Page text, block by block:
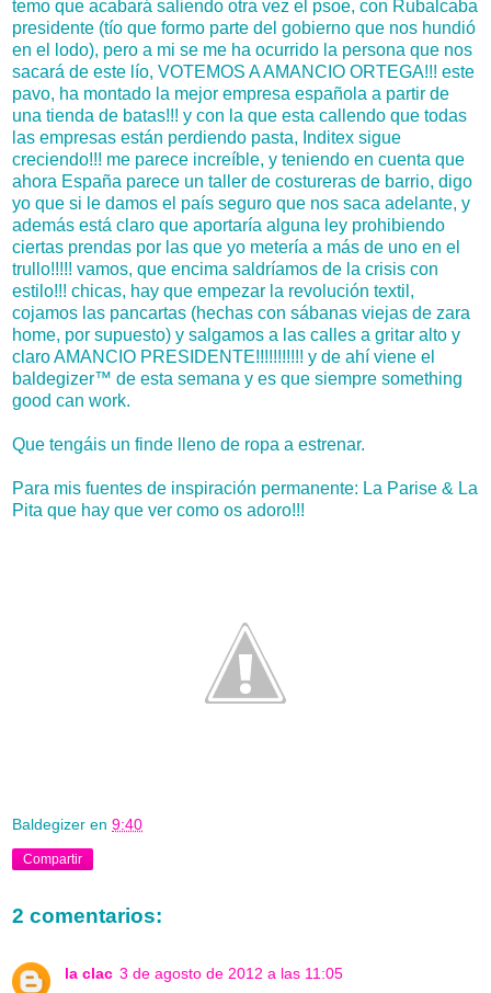
temo que acabará saliendo otra vez el psoe, con Rubalcaba
presidente (tío que formo parte del gobierno que nos hundió
en el lodo), pero a mi se me ha ocurrido la persona que nos
sacará de este lío, VOTEMOS A AMANCIO ORTEGA!!! este
pavo, ha montado la mejor empresa española a partir de
una tienda de batas!!! y con la que esta callendo que todas
las empresas están perdiendo pasta, Inditex sigue
creciendo!!! me parece increíble, y teniendo en cuenta que
ahora España parece un taller de costureras de barrio, digo
yo que si le damos el país seguro que nos saca adelante, y
además está claro que aportaría alguna ley prohibiendo
ciertas prendas por las que yo metería a más de uno en el
trullo!!!!! vamos, que encima saldríamos de la crisis con
estilo!!! chicas, hay que empezar la revolución textil,
cojamos las pancartas (hechas con sábanas viejas de zara
home, por supuesto) y salgamos a las calles a gritar alto y
claro AMANCIO PRESIDENTE!!!!!!!!!!! y de ahí viene el
baldegizer™ de esta semana y es que siempre something
good can work.
Que tengáis un finde lleno de ropa a estrenar.
Para mis fuentes de inspiración permanente: La Parise & La
Pita que hay que ver como os adoro!!!
Baldegizer en 9:40
Compartir
2 comentarios:
la clac 3 de agosto de 2012 a las 11:05